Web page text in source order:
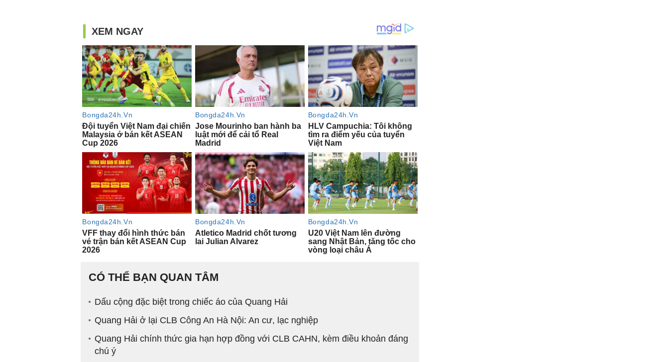
CÓ THỂ BẠN QUAN TÂM
Dấu cộng đặc biệt trong chiếc áo của Quang Hải
Quang Hải ở lại CLB Công An Hà Nội: An cư, lạc nghiệp
Quang Hải chính thức gia hạn hợp đồng với CLB CAHN, kèm điều khoản đáng
chú ý